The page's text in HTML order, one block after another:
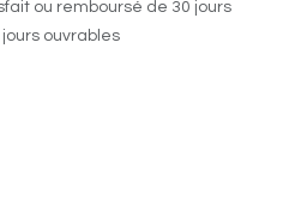
ou remboursé de 30 jours
jours ouvrables